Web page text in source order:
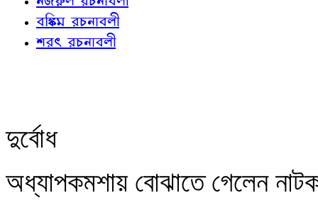
বঙ্কিম রচনাবলী
শরৎ রচনাবলী
দুর্বোধ
অধ্যাপকমশায় বোঝাতে গেলেন